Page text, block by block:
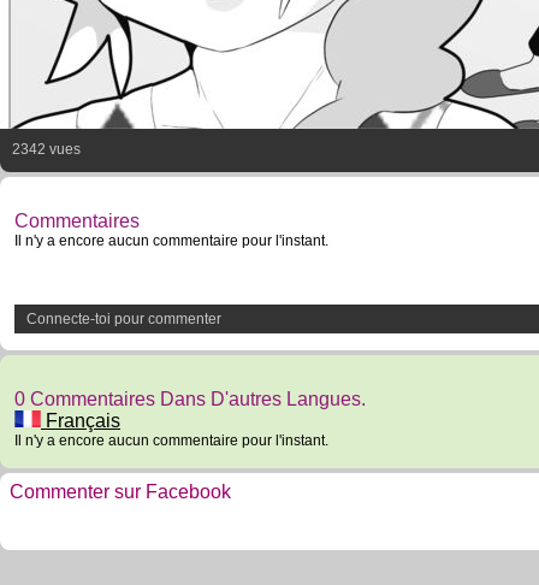
2342 vues
Commentaires
Il n'y a encore aucun commentaire pour l'instant.
Connecte-toi pour commenter
0 Commentaires Dans D'autres Langues.
Français
Il n'y a encore aucun commentaire pour l'instant.
Commenter sur Facebook